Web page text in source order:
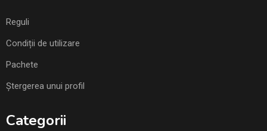
Reguli
Condiții de utilizare
Pachete
Ștergerea unui profil
Categorii